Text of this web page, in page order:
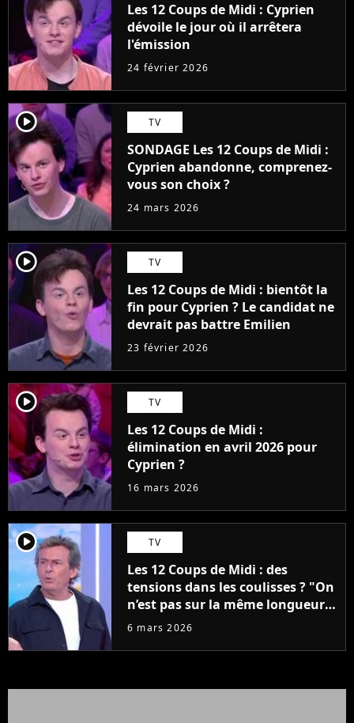
Les 12 Coups de Midi : Cyprien
dévoile le jour où il arrêtera
l'émission
24 février 2026
player2 TV
SONDAGE Les 12 Coups de Midi :
Cyprien abandonne, comprenez-
vous son choix ?
24 mars 2026
player2 TV
Les 12 Coups de Midi : bientôt la
fin pour Cyprien ? Le candidat ne
devrait pas battre Emilien
23 février 2026
player2 TV
Les 12 Coups de Midi :
élimination en avril 2026 pour
Cyprien ?
16 mars 2026
player2 TV
Les 12 Coups de Midi : des
tensions dans les coulisses ? "On
n’est pas sur la même longueur
d'ondes"
6 mars 2026